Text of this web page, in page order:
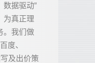
数据驱动”
为真正理
。我们做
度、
及出价策